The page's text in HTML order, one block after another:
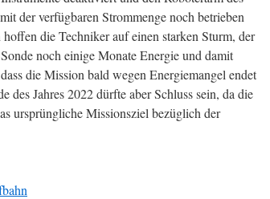
der verfügbaren Strommenge noch betrieben
die Techniker auf einen starken Sturm, der
noch einige Monate Energie und damit
die Mission bald wegen Energiemangel endet
des Jahres 2022 dürfte aber Schluss sein, da die
ursprüngliche Missionsziel bezüglich der